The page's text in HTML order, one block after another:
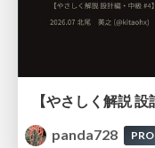
panda728
PRO